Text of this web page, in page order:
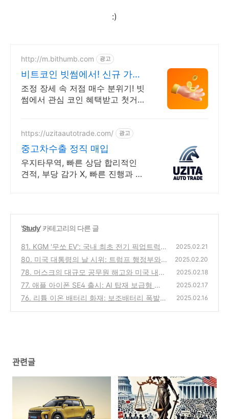
:)
http://m.bithumb.com 광고
비트코인 빗썸에서! 신규 가입
시 5만원 혜택
조정 장세 속 저점 매수 분위기! 빗
썸에서 관심 코인 혜택받고 첫거래
https://uzitaautotrade.com/ 광고
중고차수출 정직 매입
우지타무역, 빠른 상담 합리적인
견적, 부당 감가 X, 빠른 진행과 빠
'Study' 카테고리의 다른 글
81. KGM '무쏘 EV': 국내 최초 전기 픽업트럭
의 새로운 도전
(0)
2025.02.21
80. 미국 대통령의 날 시위: 트럼프 행정부와
머스크에 대한 대규모 항의
(0)
2025.02.20
78. 머스크의 대규모 공무원 해고와 미국 내
파장: 정부 개혁의 명암
(0)
2025.02.18
77. 애플 아이폰 SE4 출시: AI 탑재 보급형 모
델, 2월 19일 공개
(0)
2025.02.17
76. 리튬 이온 배터리 화재: 보조배터리 폭발
2025.02.16
관련글